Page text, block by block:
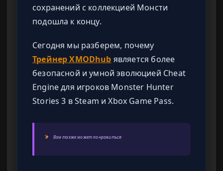
сохранений с коллекцией Монсти
подошла к концу.
Сегодня мы разберем, почему
Трейнер XMODhub является более
безопасной и умной эволюцией Cheat
Engine для игроков Monster Hunter
Stories 3 в Steam и Xbox Game Pass.
Вам также может понравиться: